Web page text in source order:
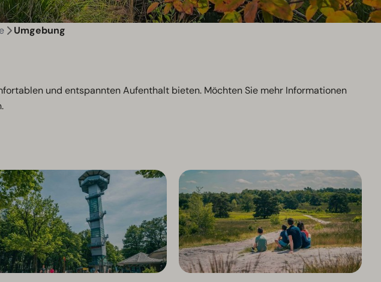
Umgebung
und entspannten Aufenthalt bieten. Möchten Sie mehr Informationen